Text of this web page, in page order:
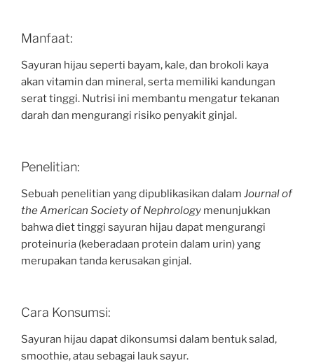
Manfaat:
Sayuran hijau seperti bayam, kale, dan brokoli kaya
akan vitamin dan mineral, serta memiliki kandungan
serat tinggi. Nutrisi ini membantu mengatur tekanan
darah dan mengurangi risiko penyakit ginjal.
Penelitian:
Sebuah penelitian yang dipublikasikan dalam Journal of
the American Society of Nephrology menunjukkan
bahwa diet tinggi sayuran hijau dapat mengurangi
proteinuria (keberadaan protein dalam urin) yang
merupakan tanda kerusakan ginjal.
Cara Konsumsi:
Sayuran hijau dapat dikonsumsi dalam bentuk salad,
smoothie, atau sebagai lauk sayur.